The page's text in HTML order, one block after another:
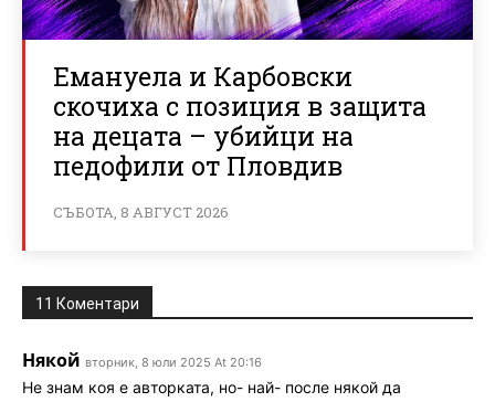
Емануела и Карбовски
скочиха с позиция в защита
на децата – убийци на
педофили от Пловдив
СЪБОТА, 8 АВГУСТ 2026
11 Коментари
Някой вторник, 8 юли 2025 At 20:16
Не знам коя е авторката, но- най- после някой да